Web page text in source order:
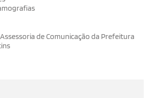
de Comunicação da Prefeitura